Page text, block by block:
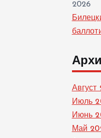
2026
Август
Июль
Июнь
Май